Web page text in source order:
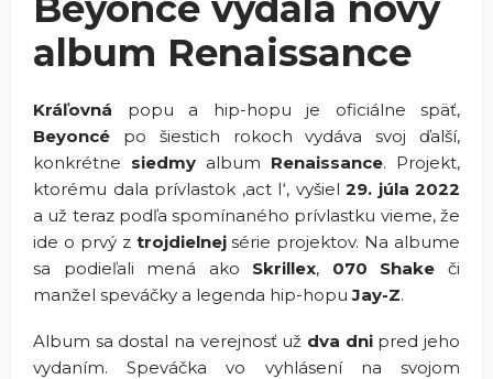
album Renaissance
Kráľovná popu a hip-hopu je oficiálne späť,
Beyoncé po šiestich rokoch vydáva svoj ďalší,
konkrétne siedmy album Renaissance. Projekt,
ktorému dala prívlastok ‚act I‘, vyšiel 29. júla 2022
a už teraz podľa spomínaného prívlastku vieme, že
ide o prvý z trojdielnejsérie projektov. Na albume
sa podieľali mená ako Skrillex, 070 Shake či
manžel speváčky a legenda hip-hopuJay-Z.
Album sa dostal na verejnosť už dva dnipred jeho
vydaním. Speváčka vo vyhlásení na svojom